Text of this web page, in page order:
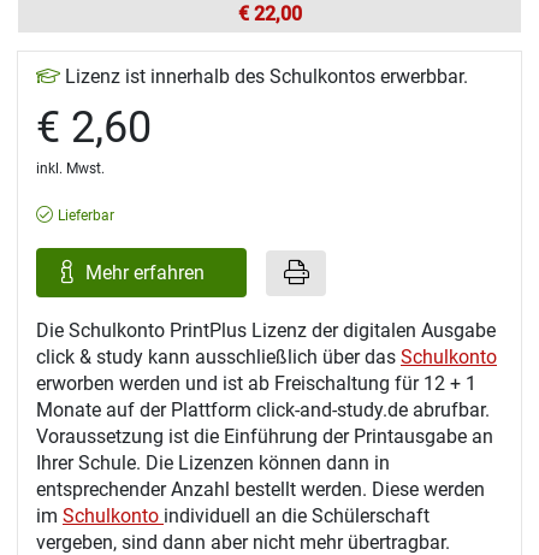
€ 22,00
Lizenz ist innerhalb des Schulkontos erwerbbar.
€ 2,60
inkl. Mwst.
Lieferbar
Mehr erfahren
Die Schulkonto PrintPlus Lizenz der digitalen Ausgabe
click & study kann ausschließlich über das Schulkonto
erworben werden und ist ab Freischaltung für 12 + 1
Monate auf der Plattform click-and-study.de abrufbar.
Voraussetzung ist die Einführung der Printausgabe an
Ihrer Schule. Die Lizenzen können dann in
entsprechender Anzahl bestellt werden. Diese werden
im Schulkonto individuell an die Schülerschaft
vergeben, sind dann aber nicht mehr übertragbar.